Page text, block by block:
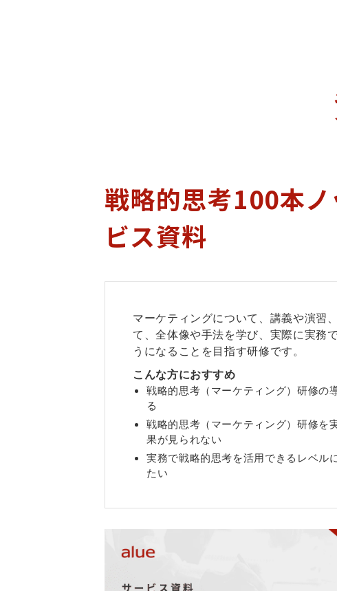
戦略的思考100本ノ
ビス資料
マーケティングについて、講義や演習
て、全体像や手法を学び、実際に実務
うになることを目指す研修です。
こんな方におすすめ
戦略的思考（マーケティング）研修の
る
戦略的思考（マーケティング）研修を
果が見られない
実務で戦略的思考を活用できるレベル
たい